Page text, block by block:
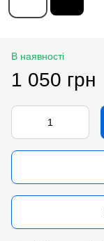
В наявності
1 050 грн